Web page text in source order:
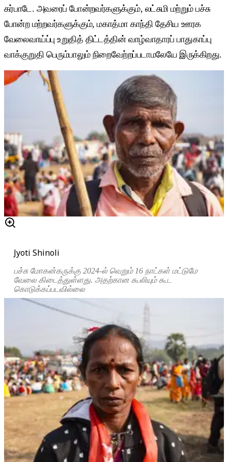
கர்பாடே. அவரைப் போன்றவர்களுக்கும், லட்சுமி மற்றும் பச்சு
போன்ற மற்றவர்களுக்கும், மகாத்மா காந்தி தேசிய ஊரக
வேலைவாய்ப்பு உறுதித் திட்டத்தின் வாழ்வாதாரப் பாதுகாப்பு
வாக்குறுதி பெரும்பாலும் நிறைவேற்றப்படாமலேயே இருக்கிறது.
Jyoti Shinoli
பச்சு மோகன்கருக்கு 2024-ல் வெறும் 16 நாட்கள் மட்டுமே
வேலை கிடைத்துள்ளது. அதற்கான கூலியும் கூட
கொடுக்கப்படவில்லை